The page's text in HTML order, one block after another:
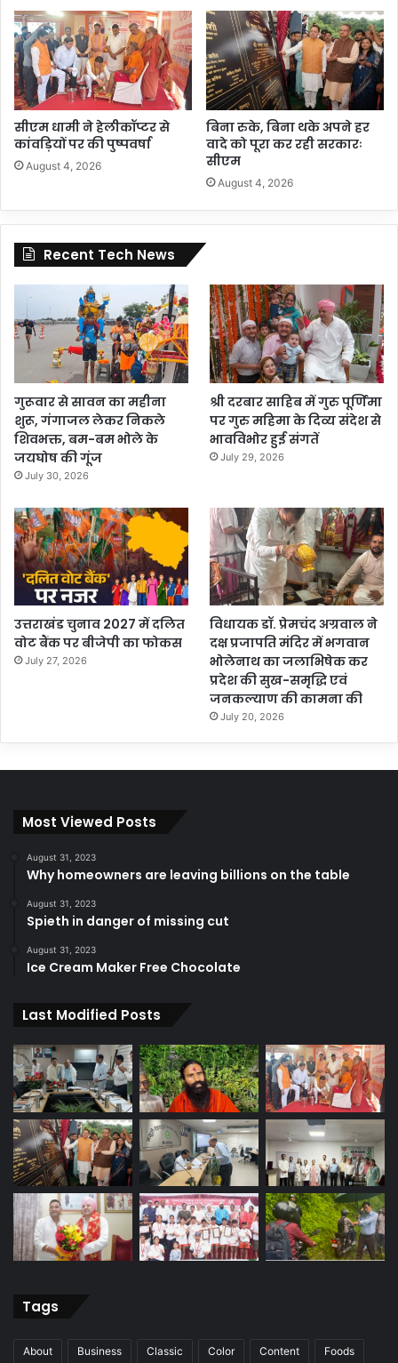
सीएम धामी ने हेलीकॉप्टर से
कांवड़ियों पर की पुष्पवर्षा
August 4, 2026
बिना रुके, बिना थके अपने हर
वादे को पूरा कर रही सरकारः
सीएम
August 4, 2026
Recent Tech News
गुरूवार से सावन का महीना
शुरू, गंगाजल लेकर निकले
शिवभक्त, बम-बम भोले के
जयघोष की गूंज
July 30, 2026
श्री दरबार साहिब में गुरु पूर्णिमा
पर गुरु महिमा के दिव्य संदेश से
भावविभोर हुई संगतें
July 29, 2026
उत्तराखंड चुनाव 2027 में दलित
वोट बैंक पर बीजेपी का फोकस
July 27, 2026
विधायक डॉ. प्रेमचंद अग्रवाल ने
दक्ष प्रजापति मंदिर में भगवान
भोलेनाथ का जलाभिषेक कर
प्रदेश की सुख-समृद्धि एवं
जनकल्याण की कामना की
July 20, 2026
Most Viewed Posts
August 31, 2023
Why homeowners are leaving billions on the table
August 31, 2023
Spieth in danger of missing cut
August 31, 2023
Ice Cream Maker Free Chocolate
Last Modified Posts
Tags
About Business Classic Color Content Foods